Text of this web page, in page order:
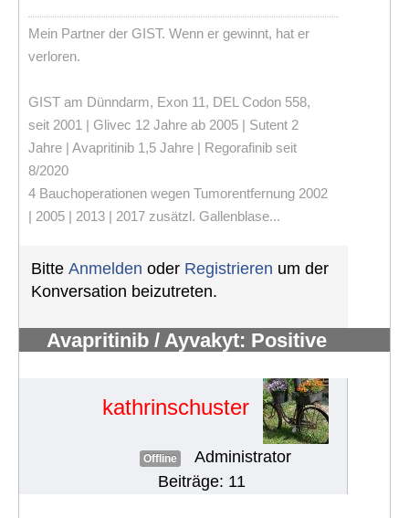
Mein Partner der GIST. Wenn er gewinnt, hat er
verloren.
GIST am Dünndarm, Exon 11, DEL Codon 558,
seit 2001 | Glivec 12 Jahre ab 2005 | Sutent 2
Jahre | Avapritinib 1,5 Jahre | Regorafinib seit
8/2020
4 Bauchoperationen wegen Tumorentfernung 2002
| 2005 | 2013 | 2017 zusätzl. Gallenblase...
Bitte Anmelden oder Registrieren um der
Konversation beizutreten.
Avapritinib / Ayvakyt: Positive
kathrinschuster
Offline
Administrator
Beiträge: 11